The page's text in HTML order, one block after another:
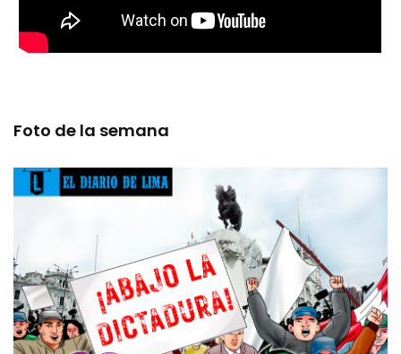
Foto de la semana